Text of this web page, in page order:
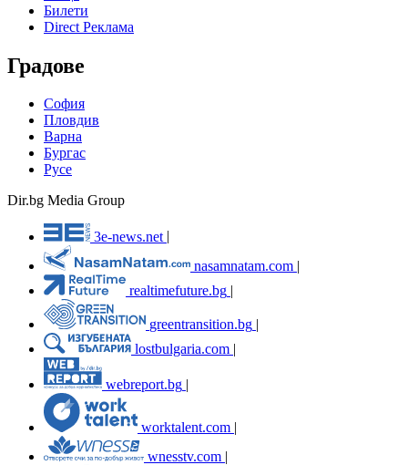
Билети
Direct Реклама
Градове
София
Пловдив
Варна
Бургас
Русе
Dir.bg Media Group
3e-news.net
nasamnatam.com |
realtimefuture.bg |
greentransition.bg |
lostbulgaria.com |
webreport.bg
worktalent.com |
wnesstv.com |